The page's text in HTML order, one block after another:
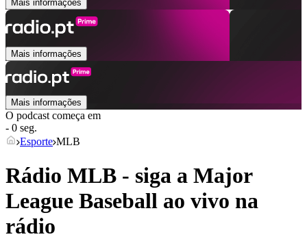
Mais informações
Mais informações
Mais informações
O podcast começa em
- 0 seg.
Esporte MLB
Rádio MLB - siga a Major
League Baseball ao vivo na
rádio